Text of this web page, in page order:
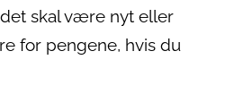
skal være nyt eller
for pengene, hvis du